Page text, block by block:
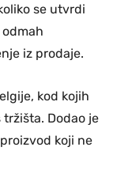
se utvrdi
iz prodaje.
kod kojih
Dodao je
koji ne